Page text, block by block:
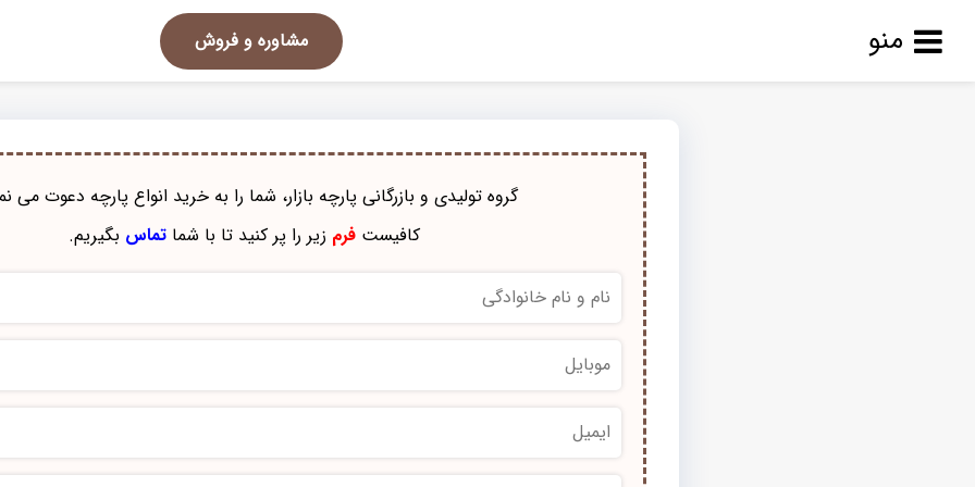
منو مشاوره و فروش
گروه تولیدی و بازرگانی پارچه بازار، شما را به خرید انواع پارچه دعوت می
کافیستفرم زیر را پر کنید تا با شماتماس بگیریم.